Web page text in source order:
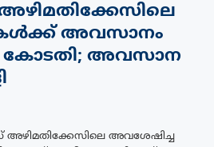
അവസാനം
കോടതി; അവസാന
അവശേഷിച്ച